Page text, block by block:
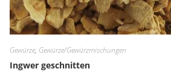
Gewürze, Gewürze/Gewürzmischungen
Ingwer geschnitten